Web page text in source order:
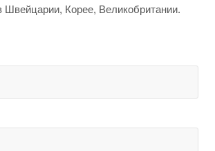
Швейцарии, Корее, Великобритании.